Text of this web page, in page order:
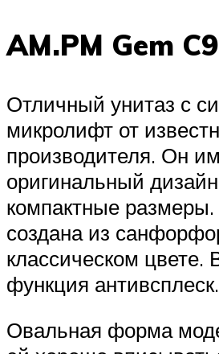
AM.PM Gem
Отличный унитаз с
микролифт от
производителя. Он
оригинальный
компактные
создана из
классическом цвете.
функция антивсплеск.
Овальная форма